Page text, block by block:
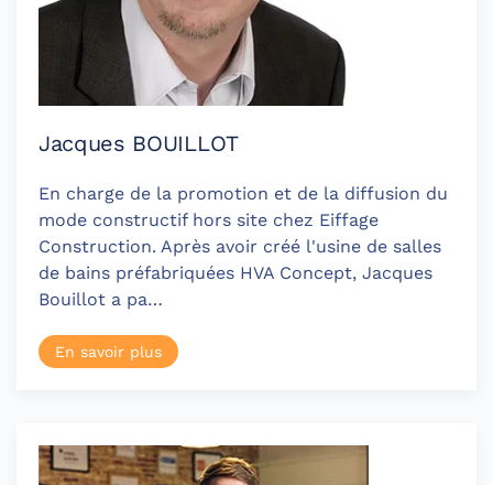
Jacques BOUILLOT
En charge de la promotion et de la diffusion du
mode constructif hors site chez Eiffage
Construction. Après avoir créé l'usine de salles
de bains préfabriquées HVA Concept, Jacques
Bouillot a pa…
En savoir plus